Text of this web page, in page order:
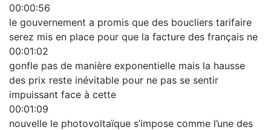
00:00:56
le gouvernement a promis que des boucliers tarifaire
serez mis en place pour que la facture des français ne
00:01:02
gonfle pas de manière exponentielle mais la hausse
des prix reste inévitable pour ne pas se sentir
impuissant face à cette
00:01:09
nouvelle le photovoltaïque s’impose comme l’une des